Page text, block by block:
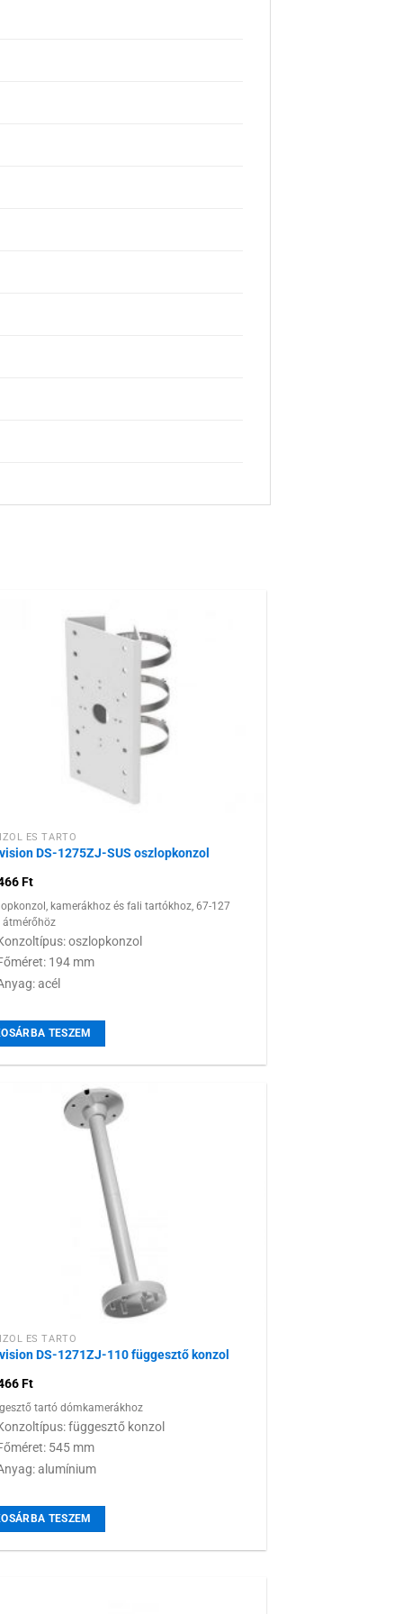
ÉS TARTÓ
DS-1275ZJ-SUS oszlopkonzol
Ft
kamerákhoz és fali tartókhoz, 67-127
átmérőhöz
oszlopkonzol
194 mm
acél
TESZEM
ÉS TARTÓ
DS-1271ZJ-110 függesztő konzol
Ft
tartó dómkamerákhoz
függesztő konzol
545 mm
alumínium
TESZEM